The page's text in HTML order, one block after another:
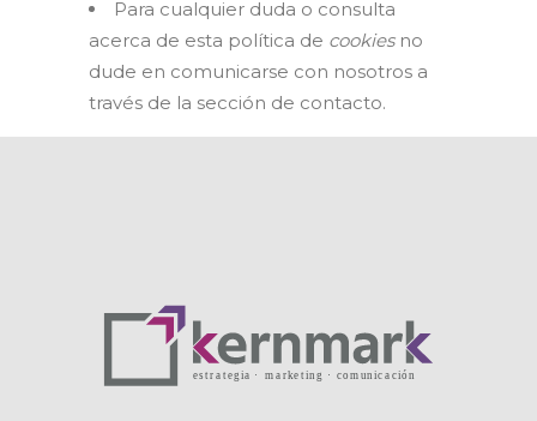
Para cualquier duda o consulta
acerca de esta política de cookiesno
dude en comunicarse con nosotros a
través de la sección de contacto.